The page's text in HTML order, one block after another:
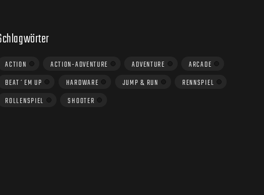
ACTION ACTION-ADVENTURE ADVENTURE
ARCADE
BEAT´EM UP
HARDWARE JUMP & RUN
RENNSPIEL
ROLLENSPIEL
SHOOTER